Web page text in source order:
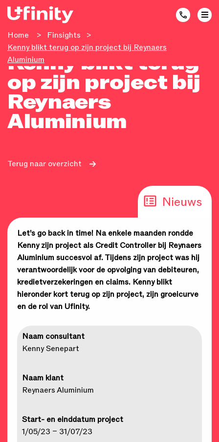
Home > Finsights
>
Kenny blikt terug op zijn project bij Reynaers
Aluminium
Kenny blikt terug
op zijn project bij
Reynaers
Aluminium
Terug naar overzicht
Nieuws
Let’s go back in time! Na enkele maanden rondde
Kenny zijn project als Credit Controller bij Reynaers
Aluminium succesvol af. Tijdens zijn project was hij
verantwoordelijk voor de opvolging van debiteuren,
kredietverzekeringen en claims. Kenny blikt
hieronder kort terug op zijn project, zijn groeicurve
en de rol van Ufinity.
Naam consultant
Kenny Senepart
Naam klant
Reynaers Aluminium
Start- en einddatum project
1/05/23 – 31/07/23